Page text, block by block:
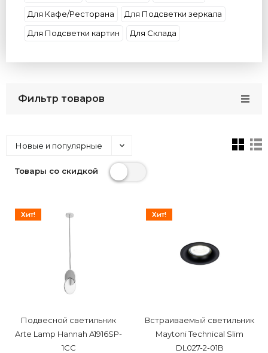
Для Кафе/Ресторана
Для Подсветки зеркала
Для Подсветки картин
Для Склада
Фильтр товаров
Новые и популярные
Товары со скидкой
Хит!
Подвесной светильник
Arte Lamp Hannah A1916SP-
1CC
Хит!
Встраиваемый светильник
Maytoni Technical Slim
DL027-2-01B